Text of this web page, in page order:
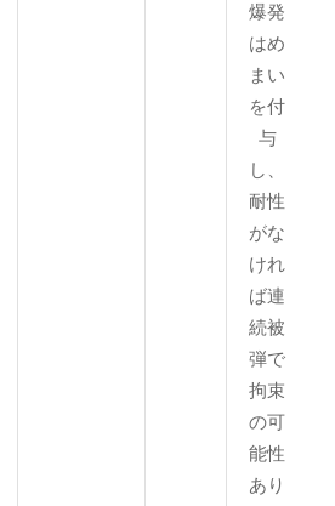
爆発
はめ
まい
を付
与
し、
耐性
がな
けれ
ば連
続被
弾で
拘束
の可
能性
あり